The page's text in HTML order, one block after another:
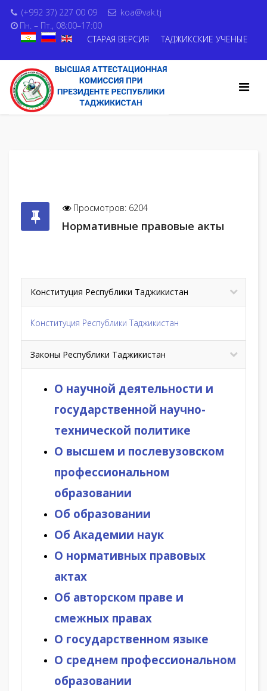
(+992 37) 227 00 09
koa@vak.tj
Пн. – Пт., 08:00–17:00
СТАРАЯ ВЕРСИЯ
ТАДЖИКСКИЕ УЧЕНЫЕ
Просмотров: 6204
Нормативные правовые акты
Конституция Республики Таджикистан
Конституция Республики Таджикистан
Законы Республики Таджикистан
О научной деятельности и
государственной научно-
технической политике
О высшем и послевузовском
профессиональном
образовании
Об образовании
Об Академии наук
О нормативных правовых
актах
Об авторском праве и
смежных правах
О государственном языке
О среднем профессиональном
образовании